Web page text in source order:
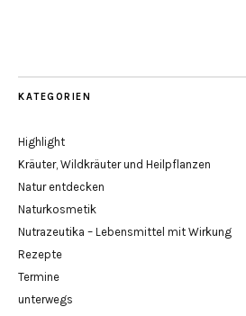
KATEGORIEN
Highlight
Kräuter, Wildkräuter und Heilpflanzen
Natur entdecken
Naturkosmetik
Nutrazeutika – Lebensmittel mit Wirkung
Rezepte
Termine
unterwegs